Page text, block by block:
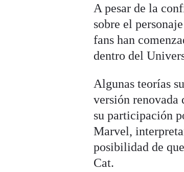
A pesar de la
sobre el
fans han
dentro del
Algunas teorías
versión renovada
su participación
Marvel,
posibilidad de
Cat.